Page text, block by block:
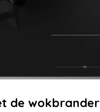
de wokbrander